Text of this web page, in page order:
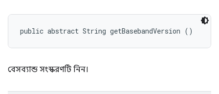
public abstract String getBasebandVersion ()
বেসব্যান্ড সংস্করণটি নিন।